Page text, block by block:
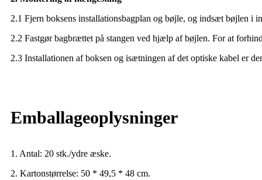
2.1 Fjern boksens installationsbagplan og bøjle, og indsæt bøjlen i
2.2 Fastgør bagbrættet på stangen ved hjælp af bøjlen. For at
2.3 Installationen af ​​boksen og isætningen af ​​det optiske kabel er
Emballageoplysninger
1. Antal: 20 stk./ydre æske.
2. Kartonstørrelse: 50 * 49,5 * 48 cm.